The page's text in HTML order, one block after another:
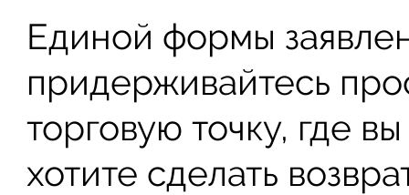
Единой формы
придерживайтесь
торговую точку, где
хотите сделать